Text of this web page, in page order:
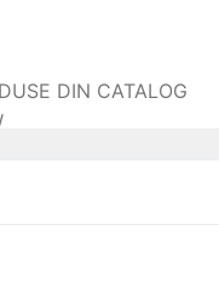
DIN CATALOG